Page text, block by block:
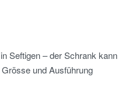
Seftigen – der Schrank kann
und Ausführung